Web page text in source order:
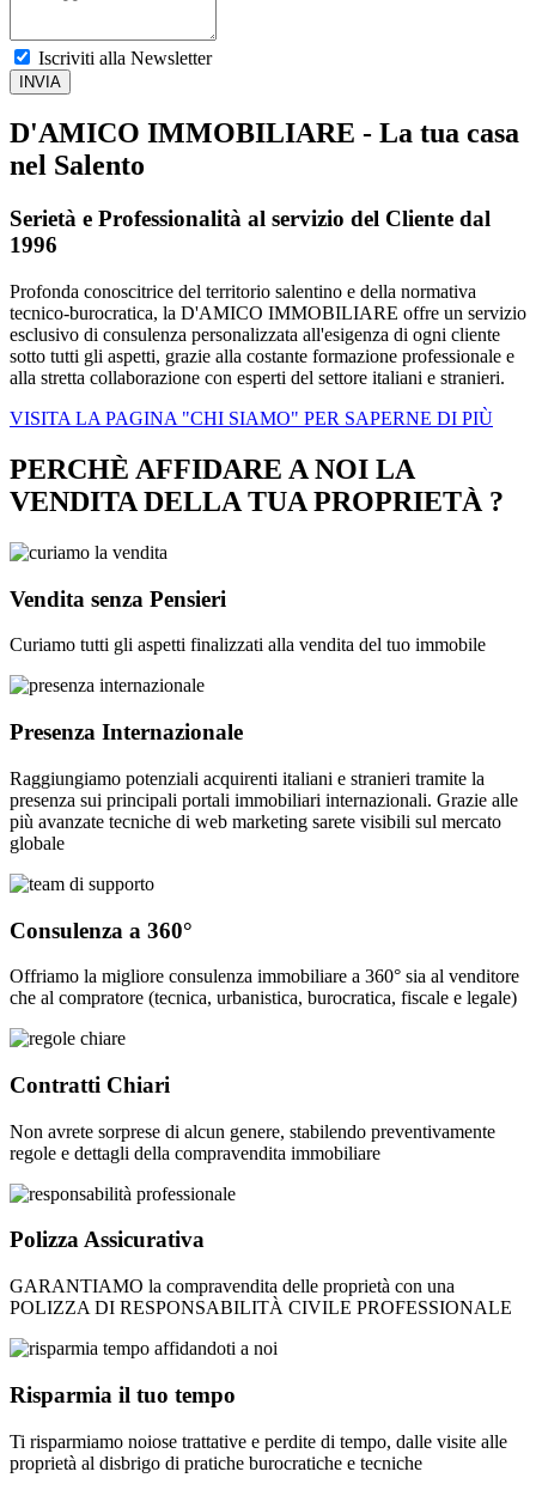
Iscriviti alla Newsletter
D'AMICO IMMOBILIARE - La tua casa
nel Salento
Serietà e Professionalità al servizio del Cliente dal
1996
Profonda conoscitrice del territorio salentino e della normativa
tecnico-burocratica, la D'AMICO IMMOBILIARE offre un servizio
esclusivo di consulenza personalizzata all'esigenza di ogni cliente
sotto tutti gli aspetti, grazie alla costante formazione professionale e
alla stretta collaborazione con esperti del settore italiani e stranieri.
VISITA LA PAGINA "CHI SIAMO" PER SAPERNE DI PIÙ
PERCHÈ AFFIDARE A NOI LA
VENDITA DELLA TUA PROPRIETÀ ?
Vendita senza Pensieri
Curiamo tutti gli aspetti finalizzati alla vendita del tuo immobile
Presenza Internazionale
Raggiungiamo potenziali acquirenti italiani e stranieri tramite la
presenza sui principali portali immobiliari internazionali. Grazie alle
più avanzate tecniche di web marketing sarete visibili sul mercato
globale
Consulenza a 360°
Offriamo la migliore consulenza immobiliare a 360° sia al venditore
che al compratore (tecnica, urbanistica, burocratica, fiscale e legale)
Contratti Chiari
Non avrete sorprese di alcun genere, stabilendo preventivamente
regole e dettagli della compravendita immobiliare
Polizza Assicurativa
GARANTIAMO la compravendita delle proprietà con una
POLIZZA DI RESPONSABILITÀ CIVILE PROFESSIONALE
Risparmia il tuo tempo
Ti risparmiamo noiose trattative e perdite di tempo, dalle visite alle
proprietà al disbrigo di pratiche burocratiche e tecniche